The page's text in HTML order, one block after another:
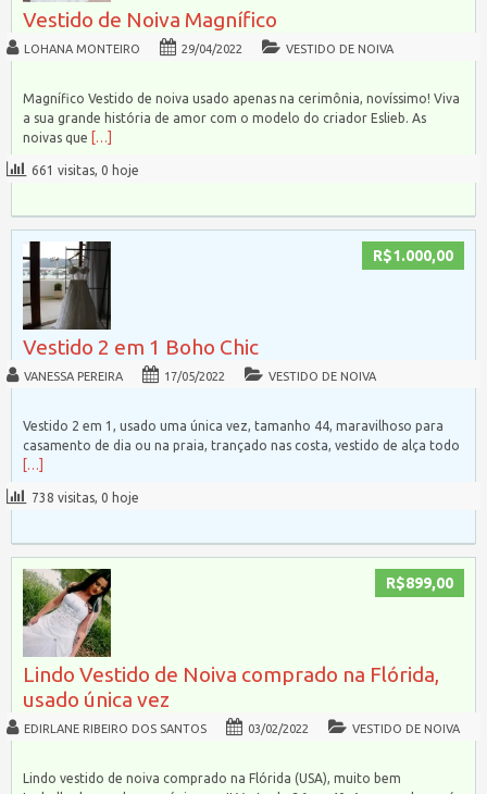
Vestido de Noiva Magnífico
LOHANA MONTEIRO 29/04/2022 VESTIDO DE NOIVA
Magnífico Vestido de noiva usado apenas na cerimônia, novíssimo! Viva
a sua grande história de amor com o modelo do criador Eslieb. As
noivas que
[…]
661 visitas, 0 hoje
R$1.000,00
Vestido 2 em 1 Boho Chic
VANESSA PEREIRA 17/05/2022 VESTIDO DE NOIVA
Vestido 2 em 1, usado uma única vez, tamanho 44, maravilhoso para
casamento de dia ou na praia, trançado nas costa, vestido de alça todo
[…]
738 visitas, 0 hoje
R$899,00
Lindo Vestido de Noiva comprado na Flórida,
usado única vez
EDIRLANE RIBEIRO DOS SANTOS 03/02/2022 VESTIDO DE NOIVA
Lindo vestido de noiva comprado na Flórida (USA), muito bem